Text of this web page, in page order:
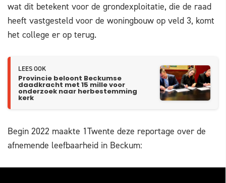
wat dit betekent voor de grondexploitatie, die de raad
heeft vastgesteld voor de woningbouw op veld 3, komt
het college er op terug.
LEES OOK
Provincie beloont Beckumse
daadkracht met 15 mille voor
onderzoek naar herbestemming
kerk
Begin 2022 maakte 1Twente deze reportage over de
afnemende leefbaarheid in Beckum: